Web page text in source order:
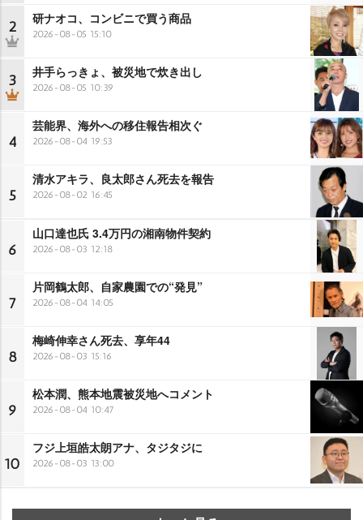
2 研ナオコ、コンビニで買う商品
2026-08-05 15:10
3 井手らっきょ、被災地で炊き出し
2026-08-05 10:39
4
芸能界、海外への移住報告相次ぐ
2026-08-04 19:53
5
清水アキラ、良太郎さん死去を報告
2026-08-02 16:45
6
山口達也氏 3.4万円の湘南物件契約
2026-08-03 12:18
7
片岡鶴太郎、自家農園での“発見”
2026-08-04 14:05
8
梅崎伸幸さん死去、享年44
2026-08-03 15:16
9
松本潤、熊本地震被災地へコメント
2026-08-04 10:47
10
フジ上垣皓太朗アナ、タジタジに
2026-08-03 13:00